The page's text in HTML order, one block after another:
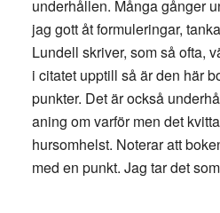
underhållen. Många gånger
jag gott åt formuleringar,
Lundell skriver, som så ofta,
i citatet upptill så är den här
punkter. Det är också
aning om varför men det
hursomhelst. Noterar att
med en punkt. Jag tar det